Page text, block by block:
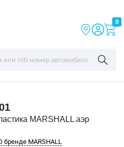
0
MARSHALL аэр
бренде MARSHALL